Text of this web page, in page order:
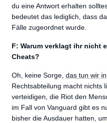
du eine Antwort erhalten
bedeutet das lediglich, dass
Fälle zugeordnet wurde.
F: Warum verklagt ihr nicht
Cheats?
Oh, keine Sorge, das tun wir
Rechtsabteilung macht nichts
verteidigen, die Riot den
im Fall von Vanguard gibt es
bisher die Ausdauer hatten,